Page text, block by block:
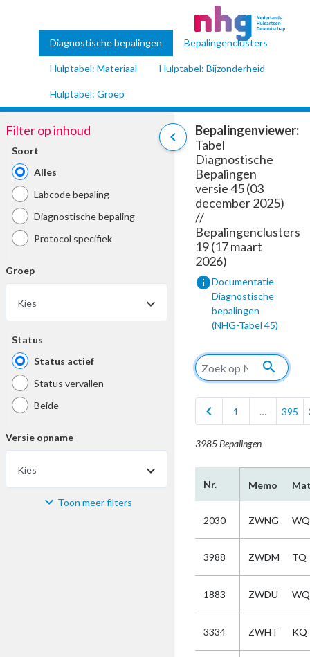
Diagnostische bepalingen Bepalingenclusters
Hulptabel: Materiaal Hulptabel: Bijzonderheid
Hulptabel: Groep
chevron_left
Filter op inhoud
Soort
Alles
Labcode bepaling
Diagnostische bepaling
Protocol specifiek
Groep
Kies
Status
Status actief
Status vervallen
Beide
Versie opname
Kies
Materiaal Toon meer filters
Bepalingenviewer:
Tabel
Diagnostische
Bepalingen
versie 45 (03
december 2025)
//
Bepalingenclusters
19 (17 maart
2026)
infoDocumentatie
Diagnostische
bepalingen
(NHG-Tabel 45)
search
chevron_left 1 … 395
3985 Bepalingen
Nr. Memo
2030 ZWNG WQ
3988 ZWDM TQ
1883 ZWDU WQ
3334 ZWHT KQ